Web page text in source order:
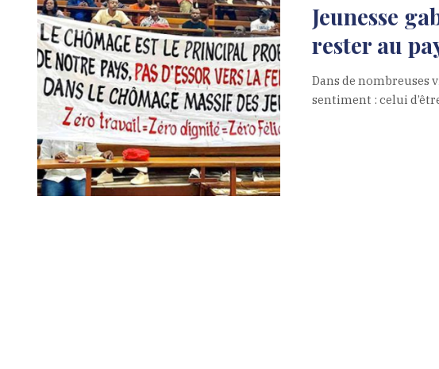
Jeunesse
rester au
Dans de nombreuses
sentiment : celui